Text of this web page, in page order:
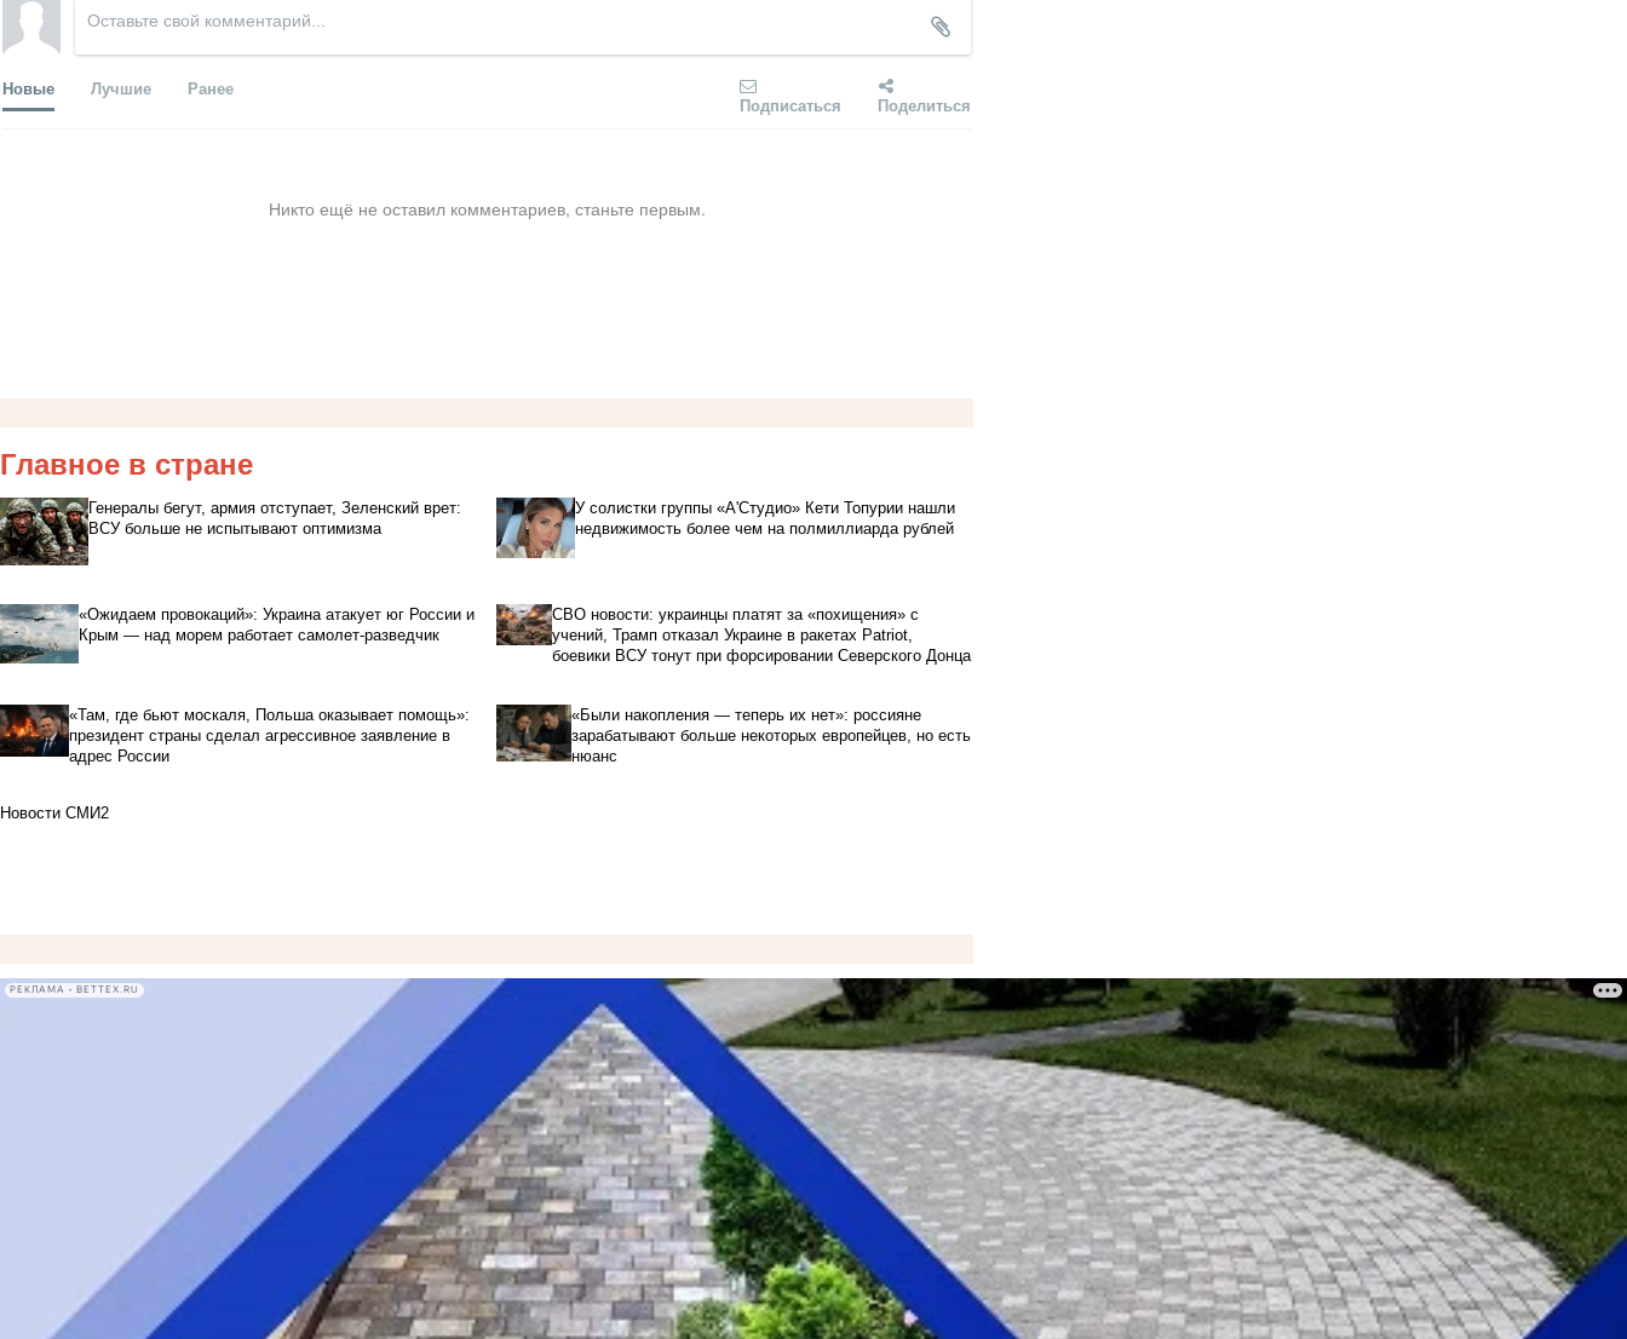
Новые Лучшие Ранее
Подписаться Поделиться
Никто ещё не оставил комментариев, станьте первым.
Главное в стране
Генералы бегут, армия отступает, Зеленский врет:
ВСУ больше не испытывают оптимизма
У солистки группы «А'Студио» Кети Топурии нашли
недвижимость более чем на полмиллиарда рублей
«Ожидаем провокаций»: Украина атакует юг России и
Крым — над морем работает самолет-разведчик
СВО новости: украинцы платят за «похищения» с
учений, Трамп отказал Украине в ракетах Patriot,
боевики ВСУ тонут при форсировании Северского Донца
«Там, где бьют москаля, Польша оказывает помощь»:
президент страны сделал агрессивное заявление в
адрес России
«Были накопления — теперь их нет»: россияне
зарабатывают больше некоторых европейцев, но есть
нюанс
Новости СМИ2
РЕКЛАМА • BETTEX.RU